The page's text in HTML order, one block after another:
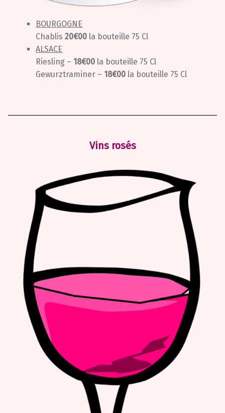
BOURGOGNE
Chablis20€00 la bouteille 75 Cl
ALSACE
Riesling – 18€00 la bouteille 75 Cl
Gewurztraminer – 18€00 la bouteille 75 Cl
Vins rosés